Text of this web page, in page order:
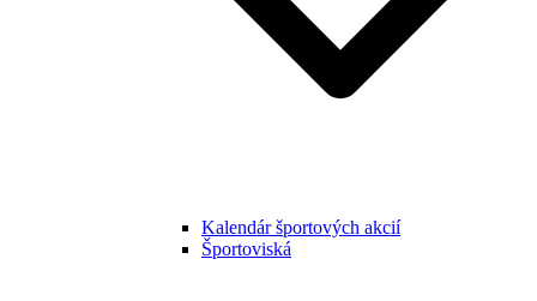
Kalendár športových akcií
Športoviská